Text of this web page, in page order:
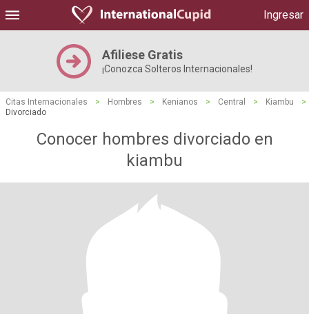
Ingresar
Afiliese Gratis
¡Conozca Solteros Internacionales!
Citas Internacionales > Hombres > Kenianos > Central > Kiambu
>
Divorciado
Conocer hombres divorciado en
kiambu